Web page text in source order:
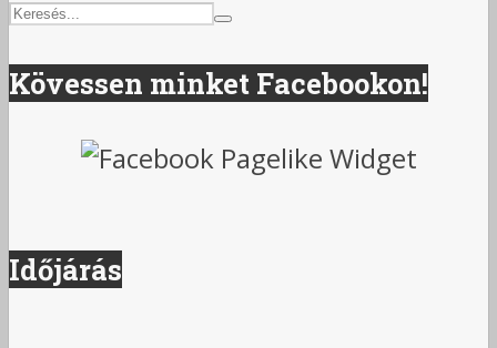
Kövessen minket Facebookon!
Időjárás